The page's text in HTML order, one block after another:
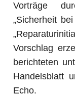
Vorträge
„Sicherheit
Vorschlag
berichteten
Handelsblatt
Echo.